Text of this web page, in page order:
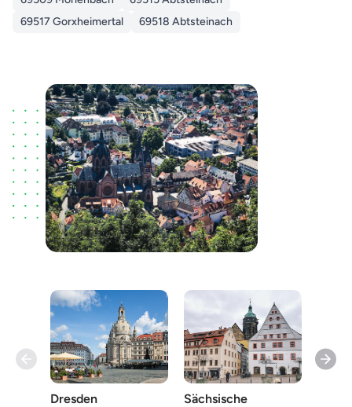
69517 Gorxheimertal
69518 Abtsteinach
Dresden
Sächsische